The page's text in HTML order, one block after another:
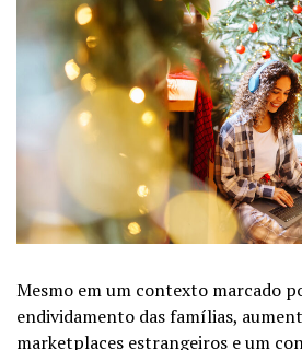
Mesmo em um contexto marcado
endividamento das famílias,
marketplaces estrangeiros e um